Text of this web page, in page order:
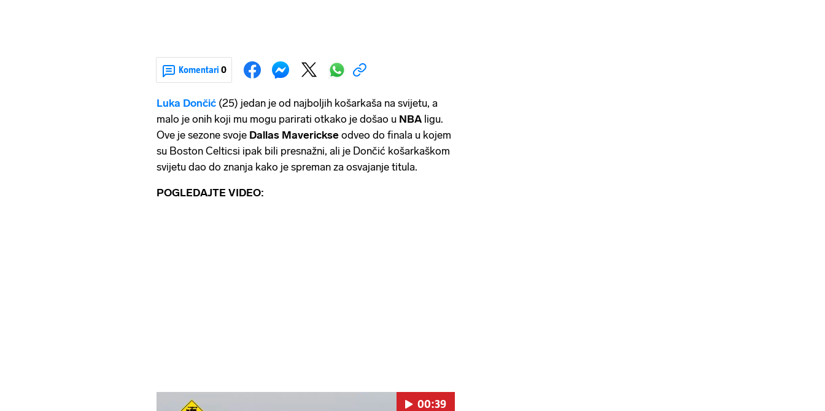
Komentari 0
Luka Dončić (25) jedan je od najboljih košarkaša na svijetu, a
malo je onih koji mu mogu parirati otkako je došao u NBA ligu.
Ove je sezone svoje Dallas Maverickse odveo do finala u kojem
su Boston Celticsi ipak bili presnažni, ali je Dončić košarkaškom
svijetu dao do znanja kako je spreman za osvajanje titula.
POGLEDAJTE VIDEO:
00:39